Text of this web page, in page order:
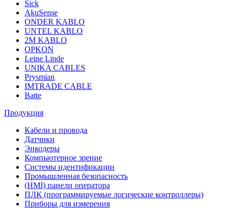
Sick
AkuSense
ONDER KABLO
UNTEL KABLO
2M KABLO
OPKON
Leine Linde
UNIKA CABLES
Prysmian
IMTRADE CABLE
Batte
Продукция
Кабели и провода
Датчики
Энкодеры
Компьютерное зрение
Системы идентификации
Промышленная безопасность
(HMI) панели оператора
ПЛК (программируемые логические контроллеры)
Приборы для измерения